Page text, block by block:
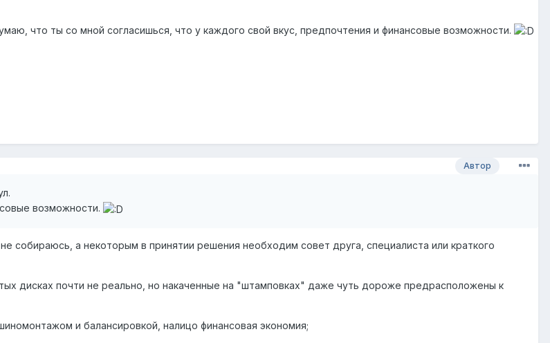
что ты со мной согласишься, что у каждого свой вкус, предпочтения и финансовые возможности.
Автор
возможности.
собираюсь, а некоторым в принятии решения необходим совет друга, специалиста или краткого
дисках почти не реально, но накаченные на "штамповках" даже чуть дороже предрасположены к
и балансировкой, налицо финансовая экономия;